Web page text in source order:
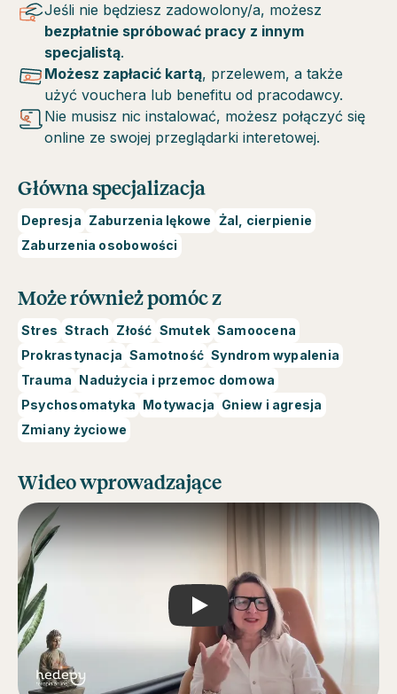
Jeśli nie będziesz zadowolony/a, możesz
bezpłatnie spróbować pracy z innym
specjalistą.
Możesz zapłacić kartą, przelewem, a także
użyć vouchera lub benefitu od pracodawcy.
Nie musisz nic instalować, możesz połączyć się
online ze swojej przeglądarki interetowej.
Główna specjalizacja
Depresja Zaburzenia lękowe Żal, cierpienie
Zaburzenia osobowości
Może również pomóc z
Stres Strach Złość Smutek Samoocena
Prokrastynacja Samotność Syndrom wypalenia
Trauma Nadużycia i przemoc domowa
Psychosomatyka Motywacja Gniew i agresja
Zmiany życiowe
Wideo wprowadzające
Play